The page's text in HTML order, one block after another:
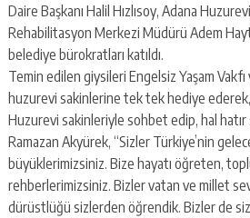
Daire Başkanı Halil Hızlısoy, Adana Huzurevi
Rehabilitasyon Merkezi Müdürü Adem
belediye bürokratları katıldı.
Temin edilen giysileri Engelsiz Yaşam
huzurevi sakinlerine tek tek hediye
Huzurevi sakinleriyle sohbet edip, hal hatır
Ramazan Akyürek, “Sizler Türkiye’nin
büyüklerimizsiniz. Bize hayatı öğreten,
rehberlerimizsiniz. Bizler vatan ve millet
dürüstlüğü sizlerden öğrendik. Bizler de